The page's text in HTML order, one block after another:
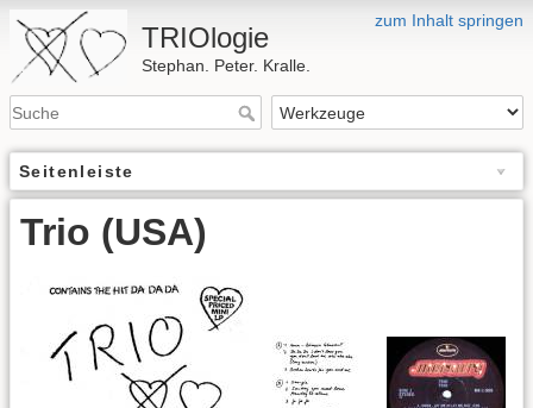
zum Inhalt springen
TRIOlogie
Stephan. Peter. Kralle.
Seitenleiste
Trio (USA)